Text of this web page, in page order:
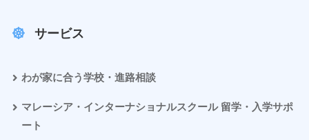
サービス
わが家に合う学校・進路相談
マレーシア・インターナショナルスクール 留学・入学サポ
ート